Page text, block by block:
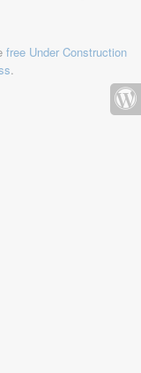
free Under Construction
.